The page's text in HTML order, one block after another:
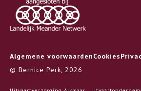
Algemene voorwaardenCookies
© Bernice Perk, 2026